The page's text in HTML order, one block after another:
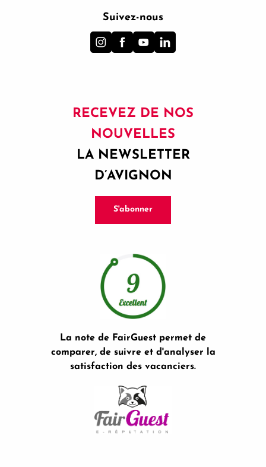
Suivez-nous
RECEVEZ DE NOS
NOUVELLES
LA NEWSLETTER
D’AVIGNON
S'abonner
La note de FairGuest permet de
comparer, de suivre et d'analyser la
satisfaction des vacanciers.